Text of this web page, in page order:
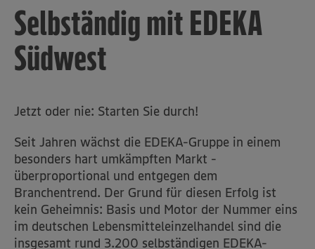
Selbständig mit EDEKA
Südwest
Jetzt oder nie: Starten Sie durch!
Seit Jahren wächst die EDEKA-Gruppe in einem
besonders hart umkämpften Markt -
überproportional und entgegen dem
Branchentrend. Der Grund für diesen Erfolg ist
kein Geheimnis: Basis und Motor der Nummer eins
im deutschen Lebensmitteleinzelhandel sind die
insgesamt rund 3.200 selbständigen EDEKA-